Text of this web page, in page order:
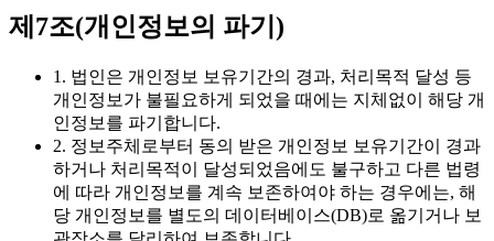
제7조(개인정보의 파기)
1. 법인은 개인정보 보유기간의 경과, 처리목적 달성 등
개인정보가 불필요하게 되었을 때에는 지체없이 해당 개
인정보를 파기합니다.
2. 정보주체로부터 동의 받은 개인정보 보유기간이 경과
하거나 처리목적이 달성되었음에도 불구하고 다른 법령
에 따라 개인정보를 계속 보존하여야 하는 경우에는, 해
당 개인정보를 별도의 데이터베이스(DB)로 옮기거나 보